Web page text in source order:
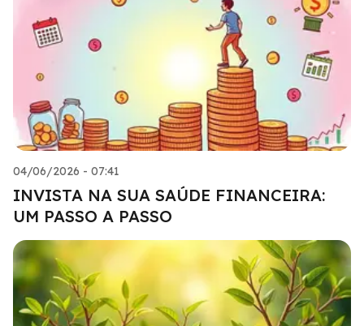
04/06/2026 - 07:41
INVISTA NA SUA SAÚDE FINANCEIRA:
UM PASSO A PASSO